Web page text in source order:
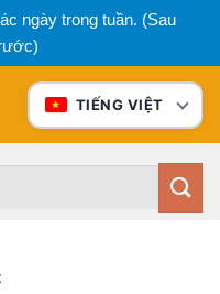
ngày trong tuần. (Sau
TIẾNG VIỆT